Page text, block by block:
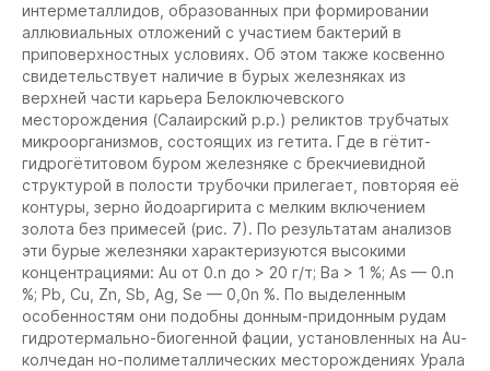
интерметаллидов, образованных при формировании
аллювиальных отложений с участием бактерий в
приповерхностных условиях. Об этом также косвенно
свидетельствует наличие в бурых железняках из
верхней части карьера Белоключевского
месторождения (Салаирский р.р.) реликтов трубчатых
микроорганизмов, состоящих из гетита. Где в гётит-
гидрогётитовом буром железняке с брекчиевидной
структурой в полости трубочки прилегает, повторяя её
контуры, зерно йодоаргирита с мелким включением
золота без примесей (рис. 7). По результатам анализов
эти бурые железняки характеризуются высокими
концентрациями: Au от 0.n до > 20 г/т; Ba > 1 %; As — 0.n
%; Pb, Cu, Zn, Sb, Ag, Se — 0,0n %. По выделенным
особенностям они подобны донным-придонным рудам
гидротермально-биогенной фации, установленных на Au-
колчедан но-полиметаллических месторождениях Урала